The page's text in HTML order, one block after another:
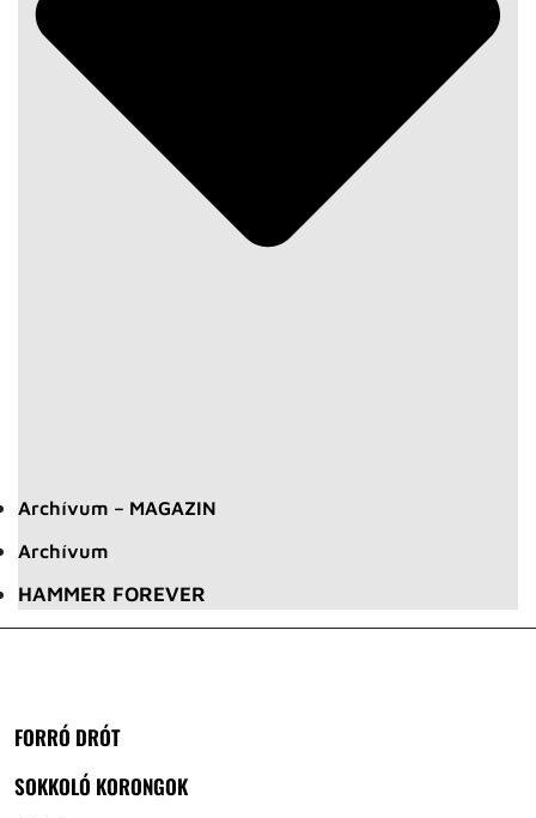
Archívum – MAGAZIN
Archívum
HAMMER FOREVER
FORRÓ DRÓT
SOKKOLÓ KORONGOK